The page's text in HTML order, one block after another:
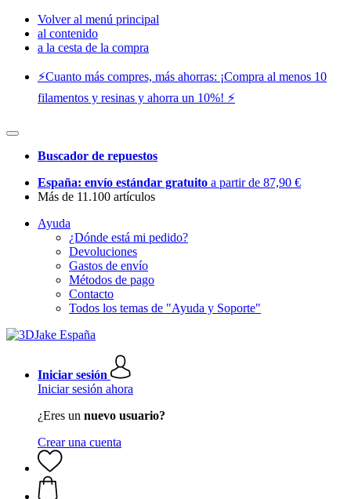
Volver al menú principal
al contenido
a la cesta de la compra
⚡️Cuanto más compres, más ahorras: ¡Compra al menos 10
filamentos y resinas y ahorra un 10%! ⚡️
Buscador de repuestos
España: envío estándar gratuito a partir de 87,90 €
Más de 11.100 artículos
Ayuda
¿Dónde está mi pedido?
Devoluciones
Gastos de envío
Métodos de pago
Contacto
Todos los temas de "Ayuda y Soporte"
Iniciar sesión
Iniciar sesión ahora
¿Eres un nuevo usuario?
Crear una cuenta